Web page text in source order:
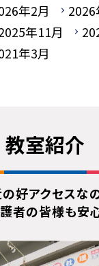
年2月
2026
年11月
年3月
教室紹介
好アクセスな
者の皆様も安